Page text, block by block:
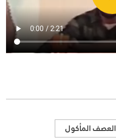
العصف المأكول